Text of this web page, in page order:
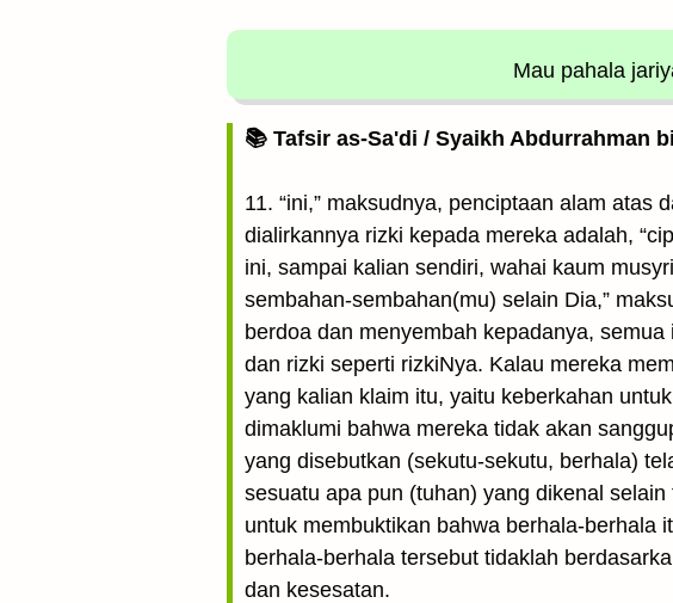
Mau pahala
📚 Tafsir as-Sa'di / Syaikh Abdurrahman
11. “ini,” maksudnya, penciptaan alam
dialirkannya rizki kepada mereka adalah,
ini, sampai kalian sendiri, wahai kaum
sembahan-sembahan(mu) selain Dia,”
berdoa dan menyembah kepadanya,
dan rizki seperti rizkiNya. Kalau mereka
yang kalian klaim itu, yaitu keberkahan
dimaklumi bahwa mereka tidak akan
yang disebutkan (sekutu-sekutu, berhala)
sesuatu apa pun (tuhan) yang dikenal
untuk membuktikan bahwa berhala-berhala
berhala-berhala tersebut tidaklah
dan kesesatan.